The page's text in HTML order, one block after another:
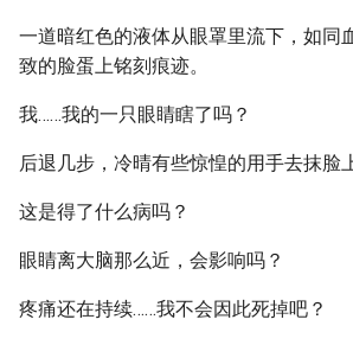
一道暗红色的液体从眼罩里流下，如同
致的脸蛋上铭刻痕迹。
我……我的一只眼睛瞎了吗？
后退几步，冷晴有些惊惶的用手去抹脸
这是得了什么病吗？
眼睛离大脑那么近，会影响吗？
疼痛还在持续……我不会因此死掉吧？